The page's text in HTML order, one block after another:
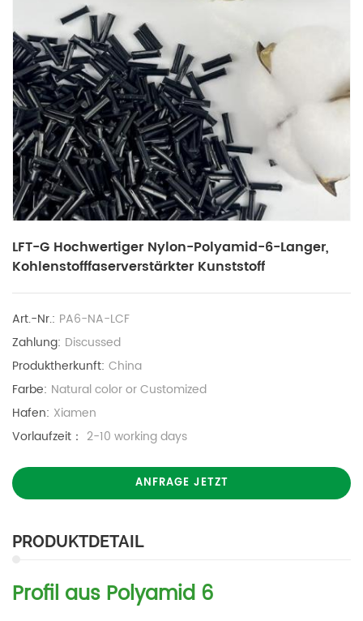
LFT-G Hochwertiger Nylon-Polyamid-6-Langer,
Kohlenstofffaserverstärkter Kunststoff
Art.-Nr.: PA6-NA-LCF
Zahlung: Discussed
Produktherkunft: China
Farbe: Natural color or Customized
Hafen: Xiamen
Vorlaufzeit： 2-10 working days
ANFRAGE JETZT
PRODUKTDETAIL
Profil aus Polyamid 6